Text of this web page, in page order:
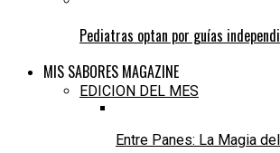
Pediatras optan por guías
MIS SABORES MAGAZINE
EDICION DEL MES
Entre Panes: La Magia